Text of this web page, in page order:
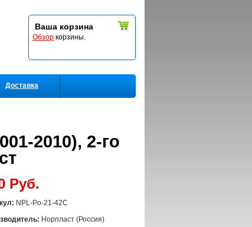
Ваша корзина
Обзор корзины.
2010), 2-го
Руб.
NPL-Po-21-42С
Норпласт (Россия)
Доставка